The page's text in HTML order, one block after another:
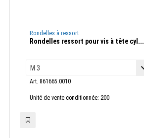
Rondelles à ressort
Rondelles ressort pour vis à tête cyl...
Art. 861665.0010
Unité de vente conditionnée: 200